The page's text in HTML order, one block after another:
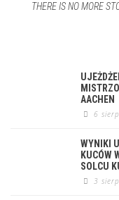
THERE IS NO MORE
AACHEN
6
WYNIKI
KUCÓW
SOLCU
3